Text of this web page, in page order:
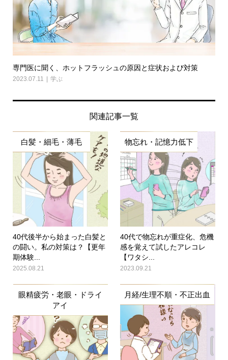
専門医に聞く、ホットフラッシュの原因と症状および対策
2023.07.11 学ぶ
関連記事一覧
白髪・細毛・薄毛
40代後半から始まった白髪と
の闘い。私の対策は？【更年
期体験...
2025.08.21
物忘れ・記憶力低下
40代で物忘れが重症化、危機
感を覚えて試したアレコレ
【ワタシ...
2023.09.21
眼精疲労・老眼・ドライ
アイ
月経/生理不順・不正出血